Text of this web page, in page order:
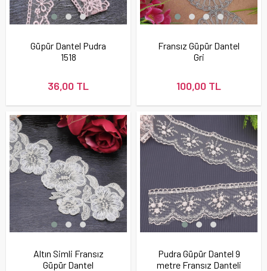
Güpür Dantel Pudra
1518
36,00 TL
Fransız Güpür Dantel
Gri
100,00 TL
Altın Simli Fransız
Güpür Dantel
Pudra Güpür Dantel 9
metre Fransız Danteli